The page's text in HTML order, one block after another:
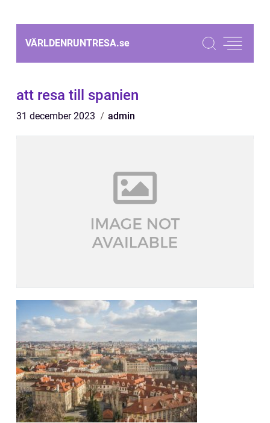
VÄRLDENRUNTRESA.se
att resa till spanien
31 december 2023 admin